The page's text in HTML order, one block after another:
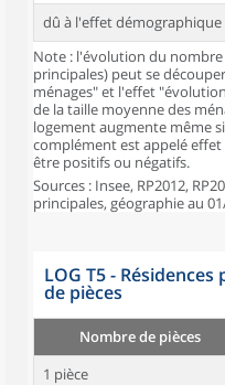
dû à l'effet démographique
Note : l'évolution du nombre
principales) peut se
ménages" et l'effet
de la taille moyenne des
logement augmente même
complément est appelé
être positifs ou négatifs.
Sources : Insee, RP2012,
principales, géographie au
LOG T5 -
de pièces
Nombre de pièces
1 pièce